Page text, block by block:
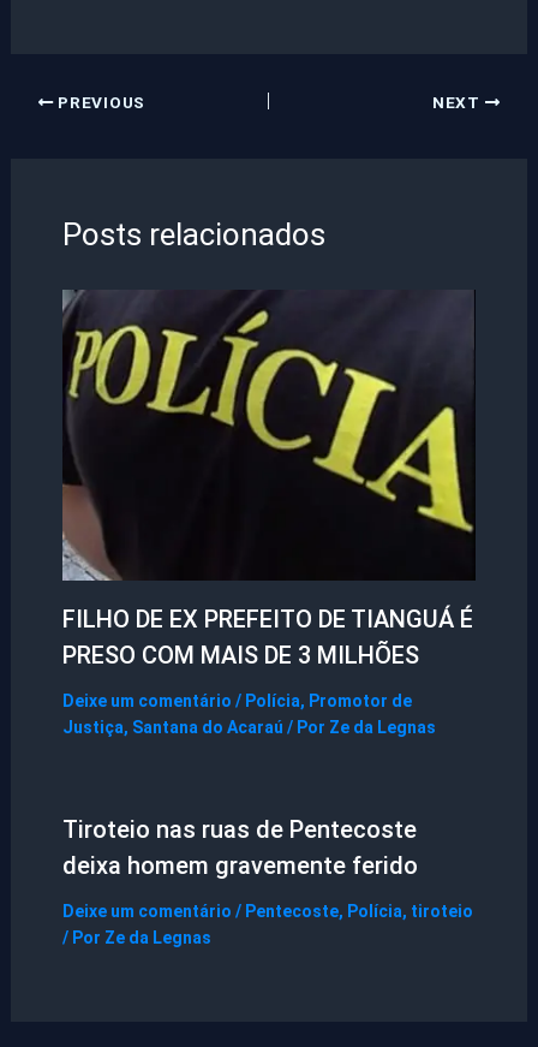
PREVIOUS NEXT
Posts relacionados
FILHO DE EX PREFEITO DE TIANGUÁ É
PRESO COM MAIS DE 3 MILHÕES
Deixe um comentário / Polícia, Promotor de
Justiça, Santana do Acaraú / Por Ze da Legnas
Tiroteio nas ruas de Pentecoste
deixa homem gravemente ferido
Deixe um comentário / Pentecoste, Polícia, tiroteio
/ Por Ze da Legnas